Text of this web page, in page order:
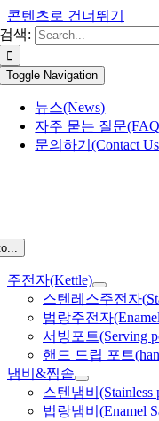
콘텐츠로 건너뛰기
검색:
Toggle Navigation
뉴스(News)
자주 묻는 질문
문의하기(Contact
주전자(Kettle)
스텐레스주전자
법랑주전자
서빙포트(Serving
핸드 드립 포트
냄비&찜솥
스텐냄비(Stainless
법랑냄비(Enamel